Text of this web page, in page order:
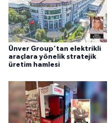
Ünver Group’tan elektrikli
araçlara yönelik stratejik
üretim hamlesi